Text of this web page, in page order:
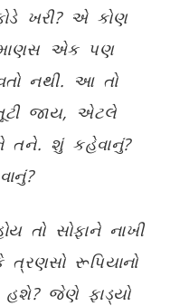
ખરી? એ કોણ
માણસ એક પણ
નથી. આ તો
જાય, એટલે
તને. શું કહેવાનું?
?
તો સોફાને નાખી
ત્રણસો રૂપિયાનો
હશે? જેણે ફાડ્યો